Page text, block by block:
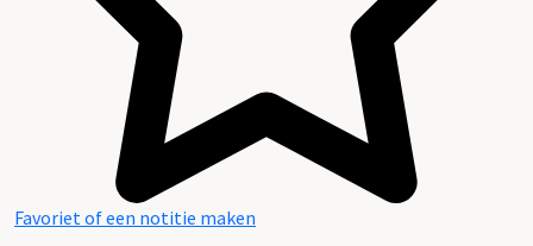
Favoriet of een notitie maken